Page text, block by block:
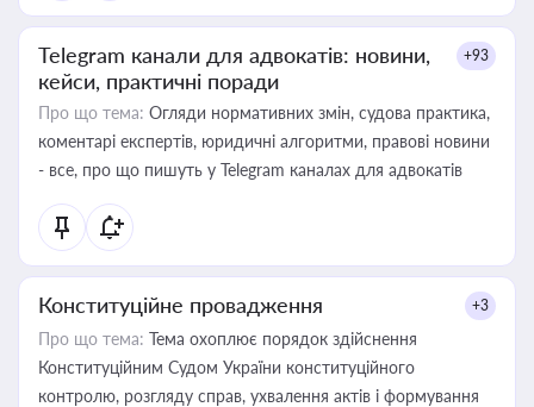
Telegram канали для адвокатів: новини,
кейси, практичні поради
+93
Про що тема: Огляди нормативних змін, судова практика,
коментарі експертів, юридичні алгоритми, правові новини
- все, про що пишуть у Telegram каналах для адвокатів
Конституційне провадження +3
Про що тема: Тема охоплює порядок здійснення
Конституційним Судом України конституційного
контролю, розгляду справ, ухвалення актів і формування